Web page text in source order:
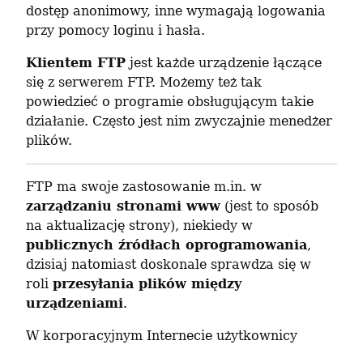
dostęp anonimowy, inne wymagają logowania
przy pomocy loginu i hasła.
Klientem FTP jest każde urządzenie łączące
się z serwerem FTP. Możemy też tak
powiedzieć o programie obsługującym takie
działanie. Często jest nim zwyczajnie menedżer
plików.
zarządzaniu stronami www (jest to sposób
publicznych źródłach oprogramowania,
dzisiaj natomiast doskonale sprawdza się w
roli przesyłania plików między
urządzeniami.
W korporacyjnym Internecie użytkownicy